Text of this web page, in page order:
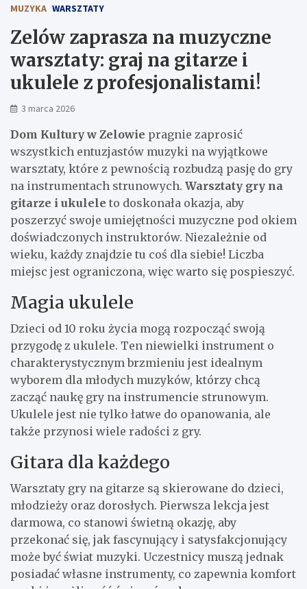
MUZYKA WARSZTATY
Zelów zaprasza na muzyczne
warsztaty: graj na gitarze i
ukulele z profesjonalistami!
3 marca 2026
Dom Kultury w Zelowie pragnie zaprosić
wszystkich entuzjastów muzyki na wyjątkowe
warsztaty, które z pewnością rozbudzą pasję do gry
na instrumentach strunowych. Warsztaty gry na
gitarze i ukulele to doskonała okazja, aby
poszerzyć swoje umiejętności muzyczne pod okiem
doświadczonych instruktorów. Niezależnie od
wieku, każdy znajdzie tu coś dla siebie! Liczba
miejsc jest ograniczona, więc warto się pospieszyć.
Magia ukulele
Dzieci od 10 roku życia mogą rozpocząć swoją
przygodę z ukulele. Ten niewielki instrument o
charakterystycznym brzmieniu jest idealnym
wyborem dla młodych muzyków, którzy chcą
zacząć naukę gry na instrumencie strunowym.
Ukulele jest nie tylko łatwe do opanowania, ale
także przynosi wiele radości z gry.
Gitara dla każdego
Warsztaty gry na gitarze są skierowane do dzieci,
młodzieży oraz dorosłych. Pierwsza lekcja jest
darmowa, co stanowi świetną okazję, aby
przekonać się, jak fascynujący i satysfakcjonujący
może być świat muzyki. Uczestnicy muszą jednak
posiadać własne instrumenty, co zapewnia komfort